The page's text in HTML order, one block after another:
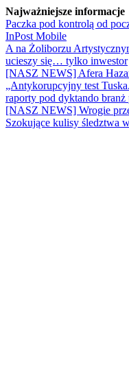
Najważniejsze informacje
Paczka pod kontrolą od
InPost Mobile
A na Żoliborzu
ucieszy się… tylko inwestor
[NASZ NEWS] Afera
„Antykorupcyjny test
raporty pod dyktando branż
[NASZ NEWS] Wrogie
Szokujące kulisy śledztwa